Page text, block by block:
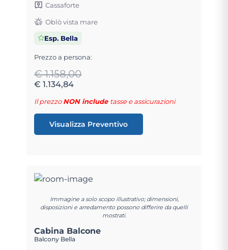
Cassaforte
Oblò vista mare
Esp. Bella
Prezzo a persona:
€ 1.158,00
€ 1.134,84
Il prezzoNON include tasse e assicurazioni
Visualizza Preventivo
Immagine a solo scopo illustrativo; dimensioni,
disposizioni e arredamento possono differire da quelli
mostrati.
Cabina Balcone
Balcony Bella